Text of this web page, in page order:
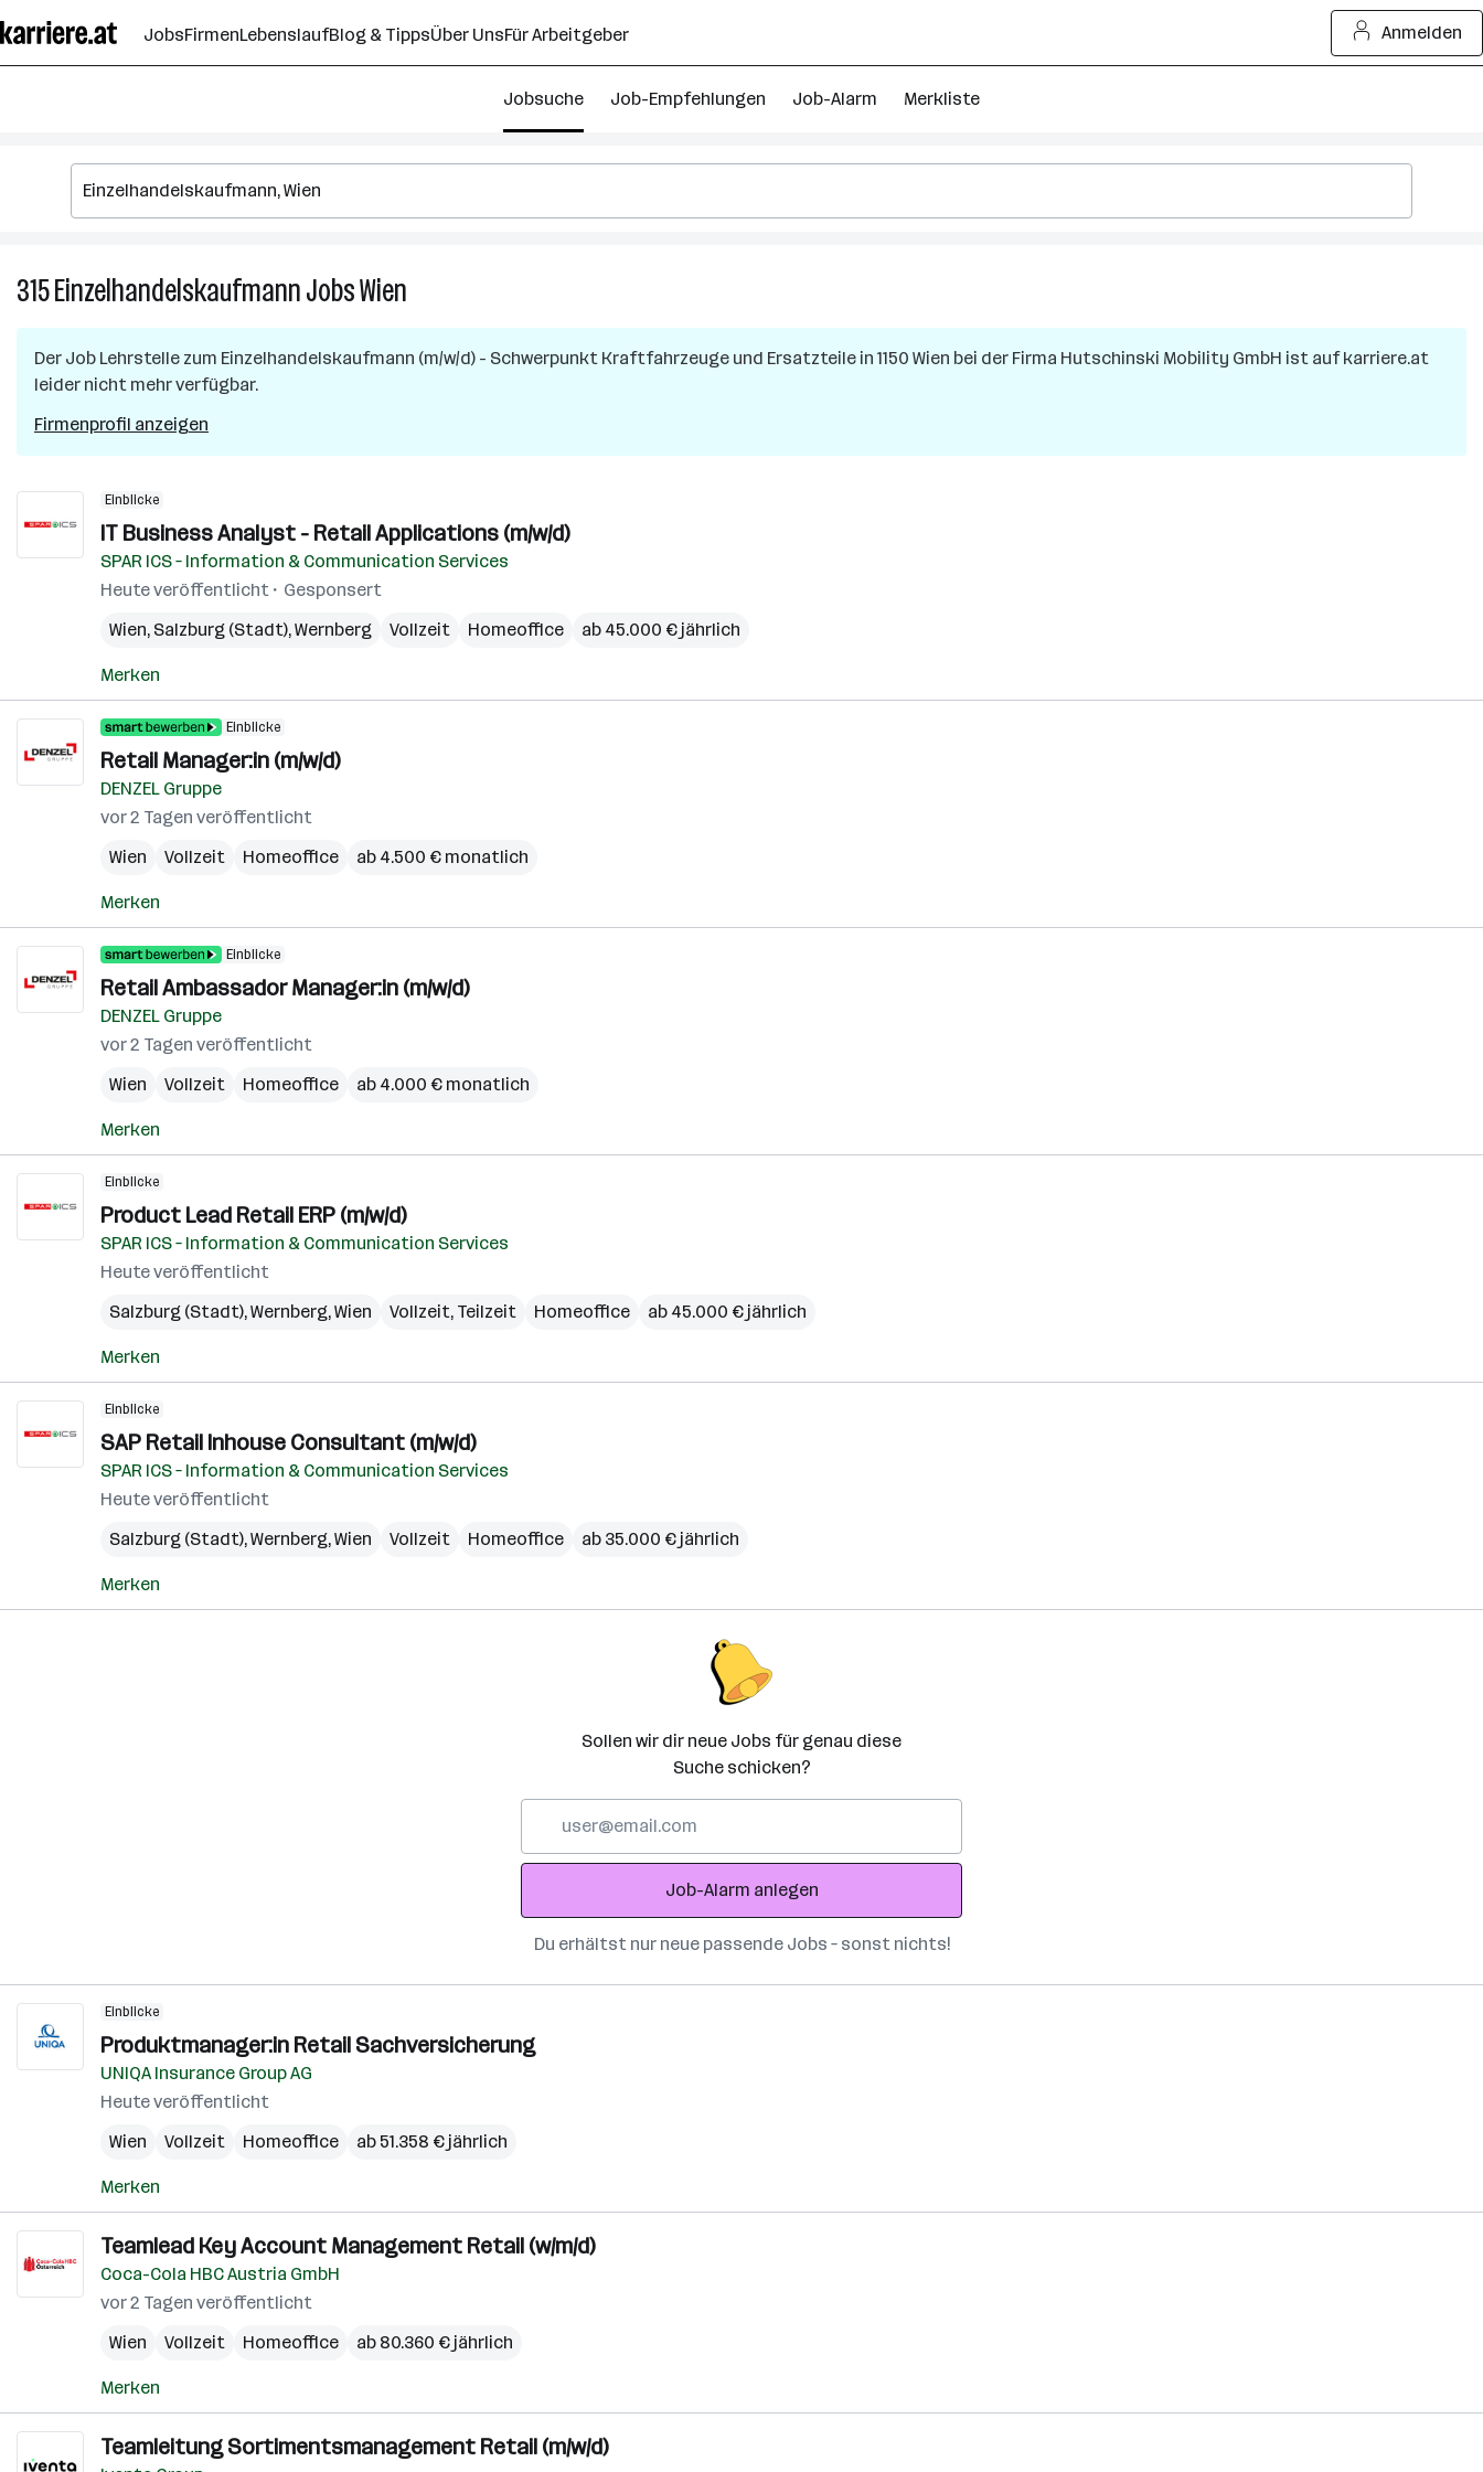
Seiteninhalt
springen
JobsFirmenLebenslaufBlog & TippsÜber UnsFür Arbeitgeber Anmelden
Jobsuche Job-Empfehlungen Job-Alarm Merkliste
315EinzelhandelskaufmannJobsWien
in
Der Job Lehrstelle zum Einzelhandelskaufmann (m/w/d) - Schwerpunkt Kraftfahrzeuge und Ersatzteile in 1150 Wien bei der Firma Hutschinski Mobility GmbH ist auf karriere.at
leider nicht mehr verfügbar.
Firmenprofil anzeigen
Einblicke
IT Business Analyst - Retail Applications (m/w/d)
SPAR ICS – Information & Communication Services
Heute veröffentlicht
Gesponsert
Wien, Salzburg (Stadt),Wernberg Vollzeit Homeoffice ab 45.000 € jährlich
Merken
Einblicke
Retail Manager:in (m/w/d)
DENZEL Gruppe
vor 2 Tagen veröffentlicht
Wien
Vollzeit Homeoffice ab 4.500 € monatlich
Merken
Einblicke
Retail Ambassador Manager:in (m/w/d)
DENZEL Gruppe
vor 2 Tagen veröffentlicht
Wien
Vollzeit Homeoffice ab 4.000 € monatlich
Merken
Einblicke
Product Lead Retail ERP (m/w/d)
SPAR ICS – Information & Communication Services
Heute veröffentlicht
Salzburg (Stadt),Wernberg,Wien Vollzeit, Teilzeit Homeoffice ab 45.000 € jährlich
Merken
Einblicke
SAP Retail Inhouse Consultant (m/w/d)
SPAR ICS – Information & Communication Services
Heute veröffentlicht
Salzburg (Stadt),Wernberg,Wien Vollzeit Homeoffice ab 35.000 € jährlich
Merken
Sollen wir dir neue Jobs für genau diese
Suche schicken?
Adresse
Job-Alarm anlegen
Du erhältst nur neue passende Jobs – sonst nichts!
Einblicke
Produktmanager:in Retail Sachversicherung
UNIQA Insurance Group AG
Heute veröffentlicht
Wien
Vollzeit Homeoffice ab 51.358 € jährlich
Merken
Teamlead Key Account Management Retail (w/m/d)
Coca-Cola HBC Austria GmbH
vor 2 Tagen veröffentlicht
Wien
Vollzeit Homeoffice ab 80.360 € jährlich
Merken
Teamleitung Sortimentsmanagement Retail (m/w/d)